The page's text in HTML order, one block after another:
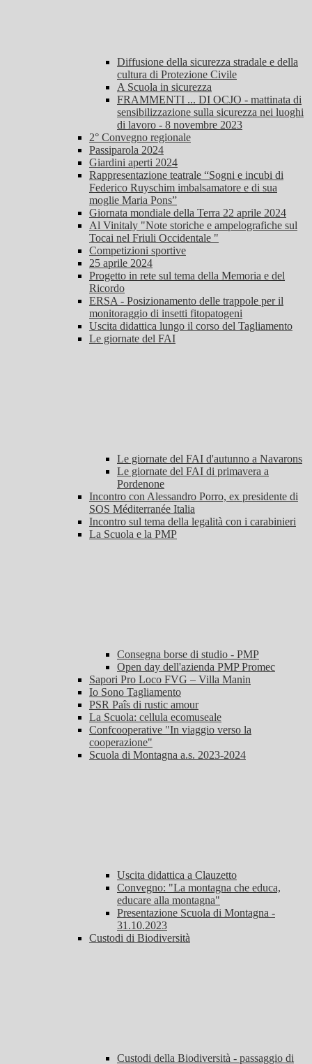
Diffusione della sicurezza stradale e della
cultura di Protezione Civile
A Scuola in sicurezza
FRAMMENTI ... DI OCJO - mattinata di
sensibilizzazione sulla sicurezza nei luoghi
di lavoro - 8 novembre 2023
2° Convegno regionale
Passiparola 2024
Giardini aperti 2024
Rappresentazione teatrale “Sogni e incubi di
Federico Ruyschim imbalsamatore e di sua
moglie Maria Pons”
Giornata mondiale della Terra 22 aprile 2024
Al Vinitaly "Note storiche e ampelografiche sul
Tocai nel Friuli Occidentale "
Competizioni sportive
25 aprile 2024
Progetto in rete sul tema della Memoria e del
Ricordo
ERSA - Posizionamento delle trappole per il
monitoraggio di insetti fitopatogeni
Uscita didattica lungo il corso del Tagliamento
Le giornate del FAI
Le giornate del FAI d'autunno a Navarons
Le giornate del FAI di primavera a
Pordenone
Incontro con Alessandro Porro, ex presidente di
SOS Méditerranée Italia
Incontro sul tema della legalità con i carabinieri
La Scuola e la PMP
Consegna borse di studio - PMP
Open day dell'azienda PMP Promec
Sapori Pro Loco FVG – Villa Manin
Io Sono Tagliamento
PSR Paîs di rustic amour
La Scuola: cellula ecomuseale
Confcooperative "In viaggio verso la
cooperazione"
Scuola di Montagna a.s. 2023-2024
Uscita didattica a Clauzetto
Convegno: "La montagna che educa,
educare alla montagna"
Presentazione Scuola di Montagna -
31.10.2023
Custodi di Biodiversità
Custodi della Biodiversità - passaggio di